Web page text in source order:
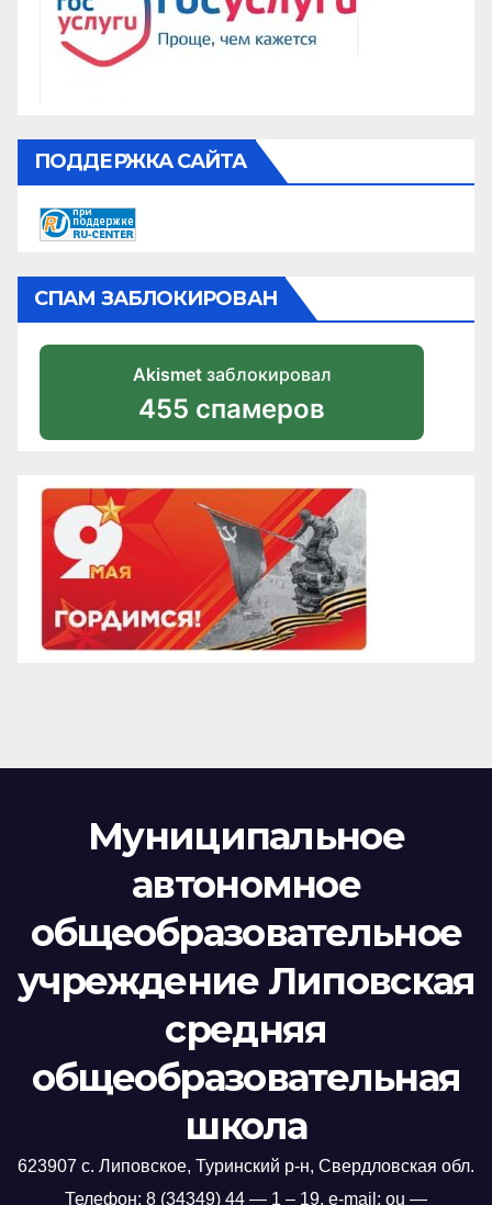
ПОДДЕРЖКА САЙТА
СПАМ ЗАБЛОКИРОВАН
Akismetзаблокировал
455 спамеров
Муниципальное
автономное
общеобразовательное
учреждение Липовская
средняя
общеобразовательная
школа
623907 с. Липовское, Туринский р-н, Свердловская обл.
Телефон: 8 (34349) 44 — 1 – 19, e-mail: ou —